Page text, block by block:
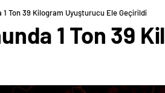
Ton 39 Kilogram Uyuşturucu Ele Geçirildi
1 Ton 39